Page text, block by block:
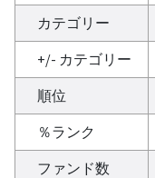
カテゴリー
+/- カテゴリー
順位
％ランク
ファンド数